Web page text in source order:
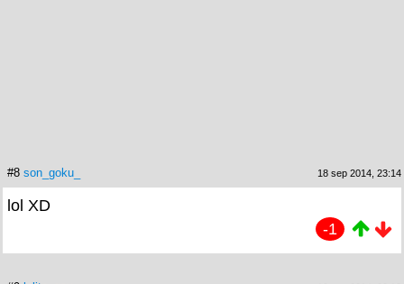
#8 son_goku_ 18 sep 2014, 23:14
lol XD
-1